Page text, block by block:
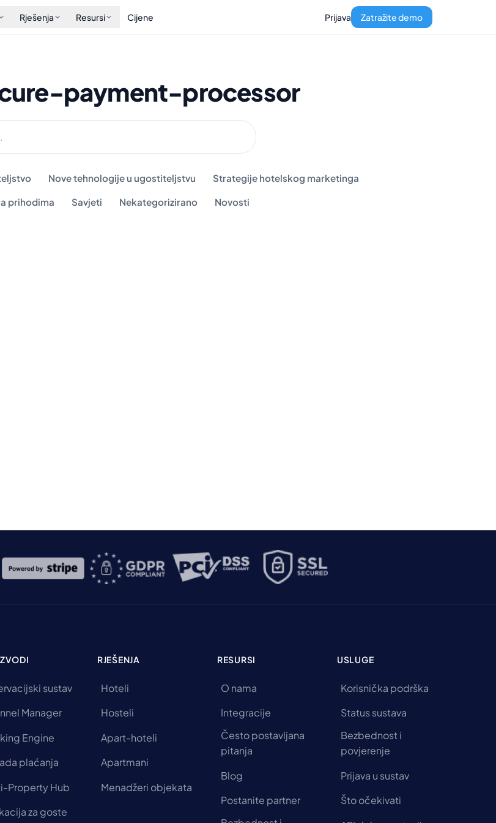
Rješenja Resursi Cijene Prijava Zatražite demo
payment-processor
Nove tehnologije u ugostiteljstvu Strategije hotelskog marketinga
prihodima Savjeti Nekategorizirano Novosti
sustav
Manager
Engine
plaćanja
Property Hub
za goste
RJEŠENJA
Hoteli
Hosteli
Apart-hoteli
Apartmani
Menadžeri objekata
RESURSI
O nama
Integracije
Često postavljana
pitanja
Blog
Postanite partner
USLUGE
Korisnička podrška
Status sustava
Bezbednost i
povjerenje
Prijava u sustav
Što očekivati